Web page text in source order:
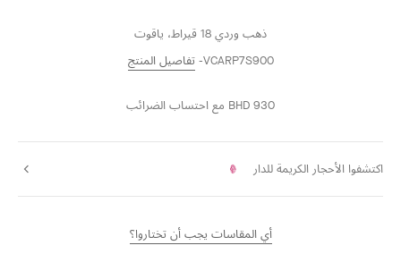
ذهب وردي 18 قيراط، ياقوت
VCARP7S900 تفاصيل المنتج
BHD 930 مع احتساب الضرائب
اكتشفوا الأحجار الكريمة للدار
أي المقاسات يجب أن تختاروا؟